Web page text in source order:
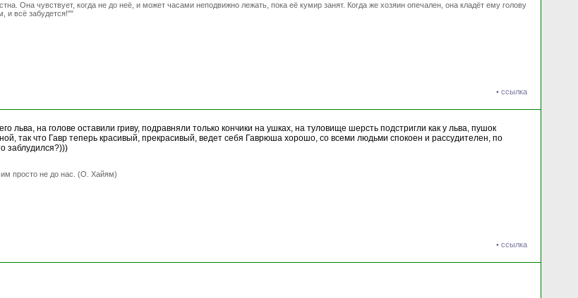
Она чувствует, когда не до неё, и может часами неподвижно лежать, пока её кумир занят. Когда же хозяин опечален, она кладёт ему голову
и всё забудется!""
• ссылка
льва, на голове оставили гриву, подравняли только кончики на ушках, на туловище шерсть подстригли как у льва, пушок
так что Гавр теперь красивый, прекрасивый, ведет себя Гаврюша хорошо, со всеми людьми спокоен и рассудителен, по
заблудился?)))
просто не до нас. (О. Хайям)
• ссылка